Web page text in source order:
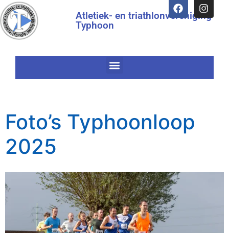
Atletiek- en triathlonvereniging
Typhoon
Foto’s Typhoonloop
2025